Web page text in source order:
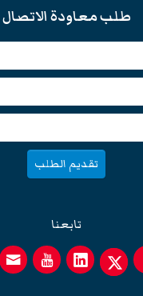
طلب معاودة الاتصال
تقديم الطلب
تابعنا